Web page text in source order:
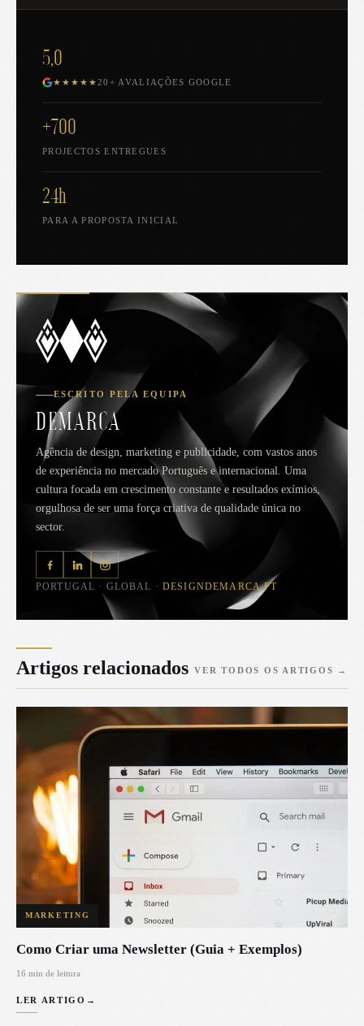
5,0
★★★★★20+ AVALIAÇÕES GOOGLE
+700
PROJECTOS ENTREGUES
24h
PARA A PROPOSTA INICIAL
ESCRITO PELA EQUIPA
DEMARCA
Agência de design, marketing e publicidade, com vastos anos
de experiência no mercado Português e internacional. Uma
cultura focada em crescimento constante e resultados exímios,
orgulhosa de ser uma força criativa de qualidade única no
sector.
PORTUGAL · GLOBAL · DESIGNDEMARCA.PT
Artigos relacionados VER TODOS OS ARTIGOS →
MARKETING
Como Criar uma Newsletter (Guia + Exemplos)
16 min de leitura
LER ARTIGO →